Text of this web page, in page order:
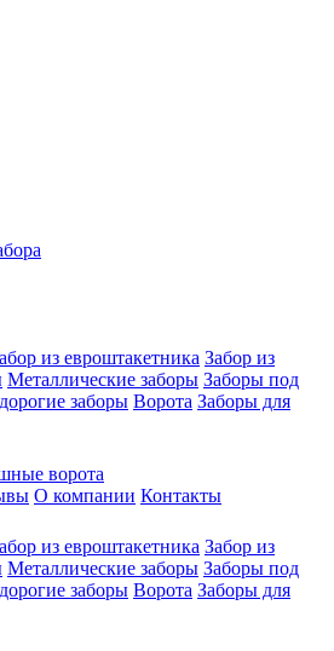
из евроштакетника Забор из
Металлические заборы Заборы под
заборы Ворота Заборы для
ворота
О компании Контакты
из евроштакетника Забор из
Металлические заборы Заборы под
заборы Ворота Заборы для